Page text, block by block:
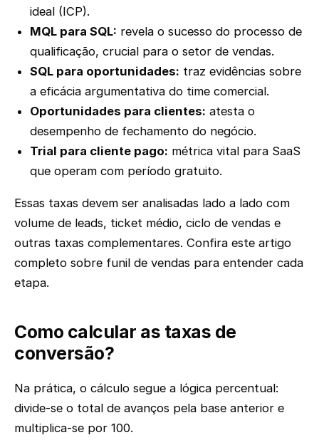
ideal (ICP).
MQL para SQL: revela o sucesso do processo de
qualificação, crucial para o setor de vendas.
SQL para oportunidades: traz evidências sobre
a eficácia argumentativa do time comercial.
Oportunidades para clientes: atesta o
desempenho de fechamento do negócio.
Trial para cliente pago: métrica vital para SaaS
que operam com período gratuito.
Essas taxas devem ser analisadas lado a lado com
volume de leads, ticket médio, ciclo de vendas e
outras taxas complementares. Confira este artigo
completo sobre funil de vendas para entender cada
etapa.
Como calcular as taxas de
conversão?
Na prática, o cálculo segue a lógica percentual:
divide-se o total de avanços pela base anterior e
multiplica-se por 100.